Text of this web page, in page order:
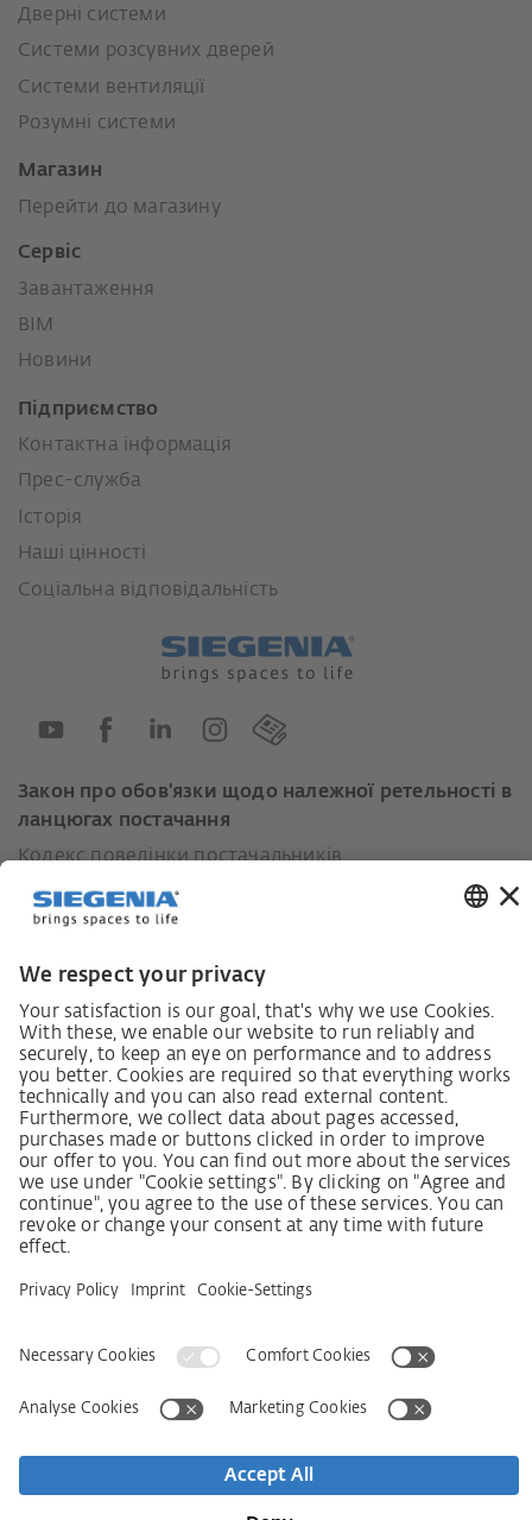
Дверні системи
Системи розсувних дверей
Системи вентиляції
Розумні системи
Магазин
Перейти до магазину
Сервіс
Завантаження
BIM
Новини
Підприємство
Контактна інформація
Прес-служба
Історія
Наші цінності
Соціальна відповідальність
Закон про обов'язки щодо належної ретельності в
ланцюгах постачання
Кодекс поведінки постачальників
Інформаційний лист для постачальників щодо
Закону про належну обачність у ланцюгах
Декларація про принципи стратегії у сфері прав
людини
Процедура подання та розгляду скарг відповідно
до Закону про належну обачність у ланцюгах
постачання
Довідкові дані AGB
Політика конфіденційності
Заява щодо доступності
Сервіси
Контактна інформація